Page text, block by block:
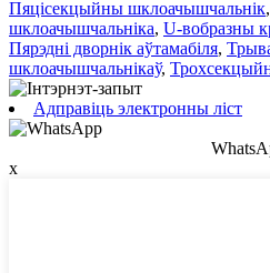
Пяцісекцыйны шклоачышчальнік,
шклоачышчальніка, U-вобразны
Пярэдні дворнік аўтамабіля,
шклоачышчальнікаў,
Адправіць электронны ліст
x